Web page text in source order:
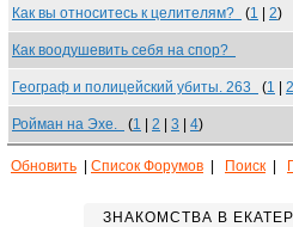
Как вы относитесь к целителям? (1 2)
Как воодушевить себя на спор?
Географ и полицейский убиты. 263 (1 2
Ройман на Эхе. (1 2 3 4)
Обновить Список Форумов Поиск
ЗНАКОМСТВА В